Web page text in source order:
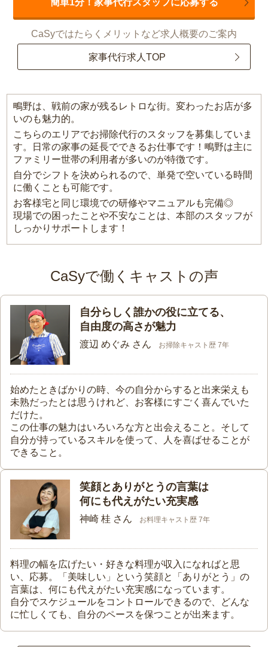
簡単1分！家事代行スタッフに応募する
CaSyではたらくメリットなど求人概要のご案内
家事代行求人TOP
鴫野は、戦前の家が残るレトロな街。変わったお店が多
いのも魅力的。
こちらのエリアでお掃除代行のスタッフを募集していま
す。日常の家事の延長でできるお仕事です！鴫野は主に
ファミリー世帯の利用者が多いのが特徴です。
自分でシフトを決められるので、単発で空いている時間
に働くことも可能です。
お客様宅と同じ環境での研修やマニュアルも完備◎
現場での困ったことや不安なことは、本部のスタッフが
しっかりサポートします！
CaSyで働くキャストの声
自分らしく誰かの役に立てる、
自由度の高さが魅力
渡辺 めぐみ さん お掃除キャスト歴 7年
始めたときばかりの時、今の自分からすると出来栄えも
未熟だったとは思うけれど、お客様にすごく喜んでいた
だけた。
この仕事の魅力はいろいろな方と出会えること。そして
自分が持っているスキルを使って、人を喜ばせることが
できること。
笑顔とありがとうの言葉は
何にも代えがたい充実感
神崎 桂 さん お料理キャスト歴 7年
料理の幅を広げたい・好きな料理が収入になればと思
い、応募。「美味しい」という笑顔と「ありがとう」の
言葉は、何にも代えがたい充実感になっています。
自分でスケジュールをコントロールできるので、どんな
に忙しくても、自分のペースを保つことが出来ます。